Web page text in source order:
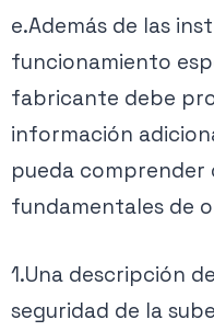
e.Además de las
funcionamiento
fabricante debe
información
pueda
fundamentales de
1.Una descripción
seguridad de la